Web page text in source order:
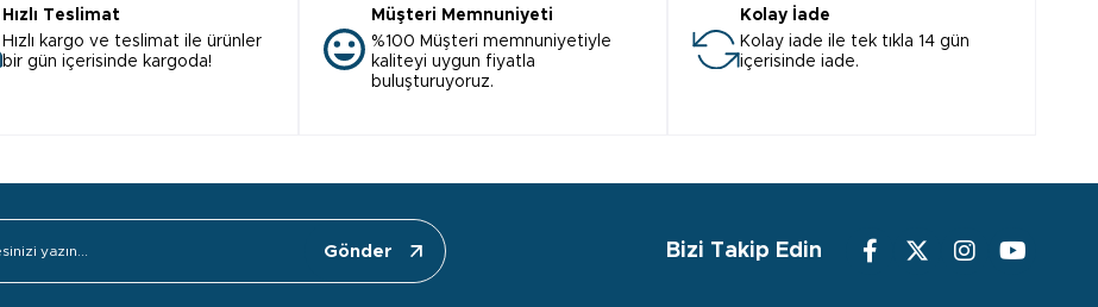
Hızlı Teslimat
Hızlı kargo ve teslimat ile ürünler
bir gün içerisinde kargoda!
Müşteri Memnuniyeti
%100 Müşteri memnuniyetiyle
kaliteyi uygun fiyatla
buluşturuyoruz.
Kolay İade
Kolay iade ile tek tıkla 14 gün
içerisinde iade.
Gönder Bizi Takip Edin